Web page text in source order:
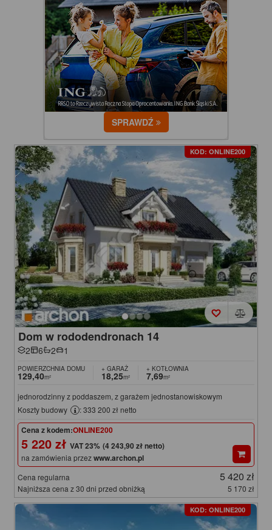
SPRAWDŹ
KOD: ONLINE200
Dom w rododendronach 14
2 6 2 1
POWIERZCHNIA DOMU
129,40m²
+ GARAŻ
18,25m²
+ KOTŁOWNIA
7,69m²
jednorodzinny z poddaszem, z garażem jednostanowiskowym
Koszty budowy
: 333 200 zł netto
Cena z kodem:ONLINE200
5 220 zł (4 243,90 zł netto)
na zamówienia przezwww.archon.pl
Cena regularna 5 420 zł
Najniższa cena z 30 dni przed obniżką 5 170 zł
KOD: ONLINE200